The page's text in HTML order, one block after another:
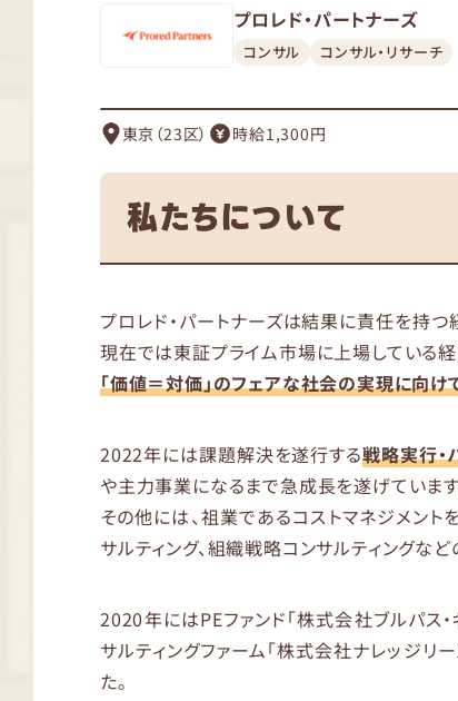
プロレド・パートナーズ
コンサル コンサル・リサーチ
東京（23区） 時給1,300円
私たちについて
プロレド・パートナーズは結果に責任を持
現在では東証プライム市場に上場している経
「価値＝対価」のフェアな社会の実現に向け
2022年には課題解決を遂行する戦略実行・
や主力事業になるまで急成長を遂げています
その他には、祖業であるコストマネジメント
サルティング、組織戦略コンサルティングな
2020年にはPEファンド「株式会社ブルパス
サルティングファーム「株式会社ナレッジリ
た。